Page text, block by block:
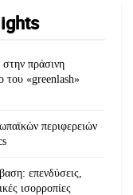
στην πράσινη
του «greenlash»
περιφερειών
επενδύσεις,
ισορροπίες